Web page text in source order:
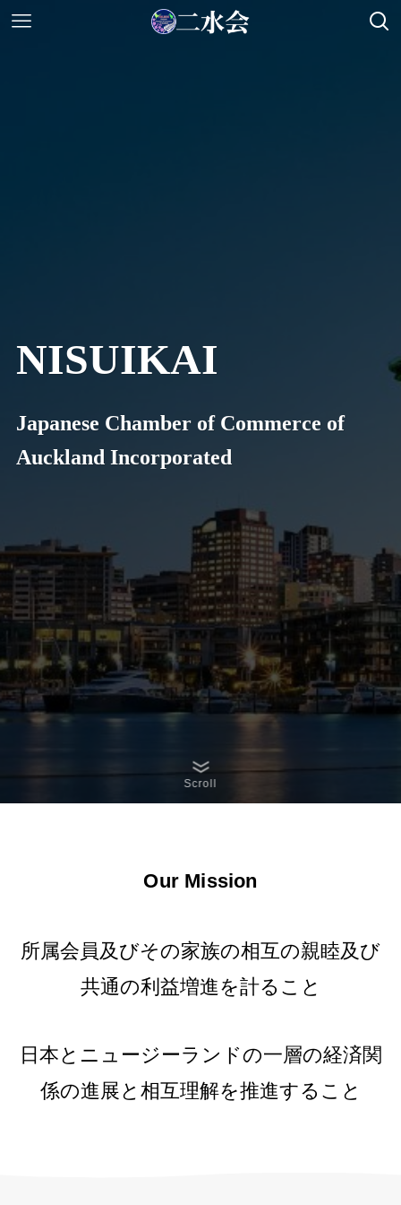
NISUIKAI
Japanese Chamber of Commerce of
Auckland Incorporated
Scroll
Our Mission
所属会員及びその家族の相互の親睦及び
共通の利益増進を計ること
日本とニュージーランドの一層の経済関
係の進展と相互理解を推進すること